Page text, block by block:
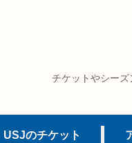
チケットやシー
USJのチケット